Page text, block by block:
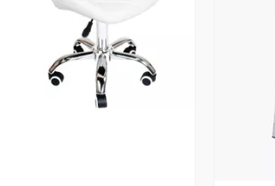
Vista Previa